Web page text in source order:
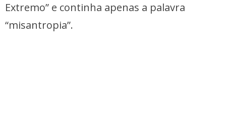
Extremo” e continha apenas a palavra
“misantropia”.